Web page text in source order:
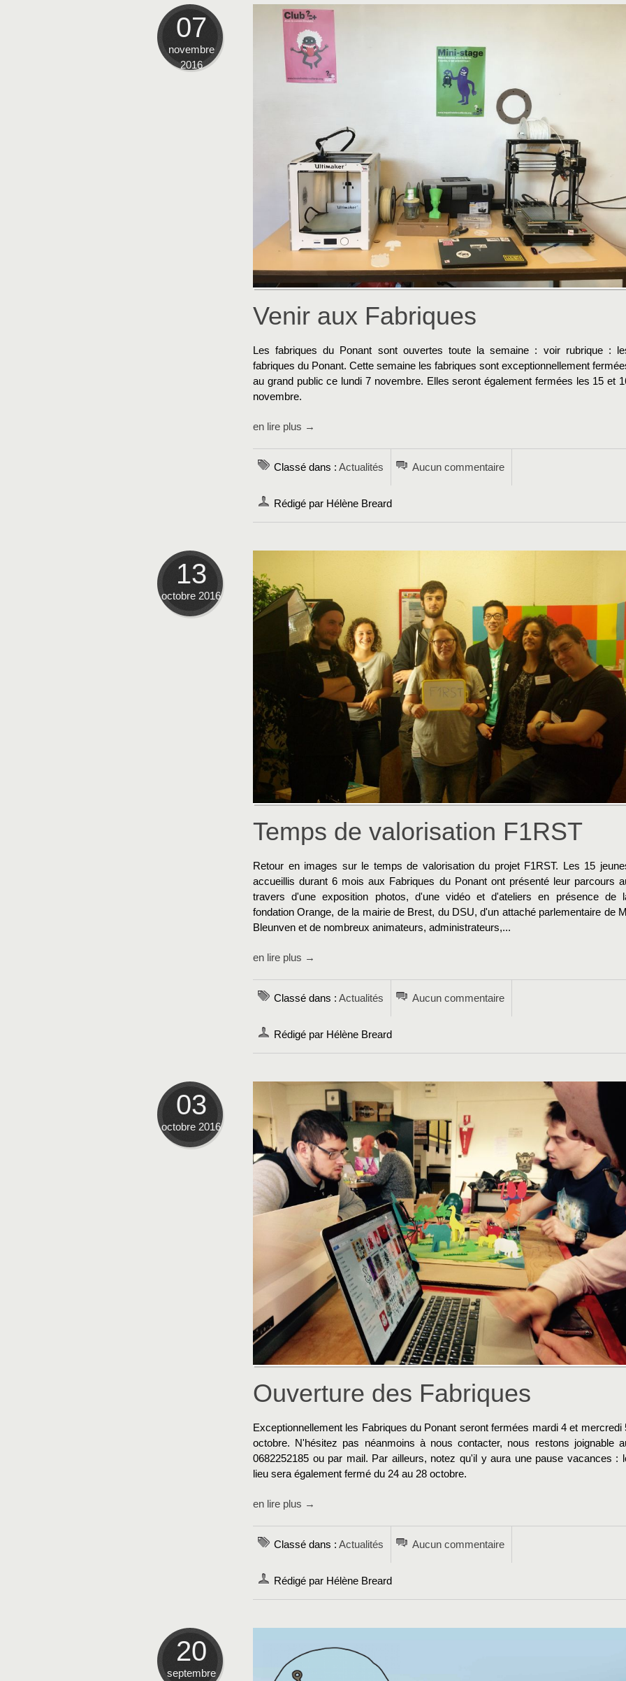
07
novembre
2016
Venir aux Fabriques
Les fabriques du Ponant sont ouvertes toute la semaine : voir rubrique :
fabriques du Ponant. Cette semaine les fabriques sont exceptionnellement
au grand public ce lundi 7 novembre. Elles seront également fermées les 15 et
novembre.
en lire plus →
Classé dans : Actualités Aucun commentaire
Rédigé par Hélène Breard
13
octobre 2016
Temps de valorisation F1RST
Retour en images sur le temps de valorisation du projet F1RST. Les 15
accueillis durant 6 mois aux Fabriques du Ponant ont présenté leur parcours
travers d'une exposition photos, d'une vidéo et d'ateliers en présence de
fondation Orange, de la mairie de Brest, du DSU, d'un attaché parlementaire de
Bleunven et de nombreux animateurs, administrateurs,...
en lire plus →
Classé dans : Actualités Aucun commentaire
Rédigé par Hélène Breard
03
octobre 2016
Ouverture des Fabriques
Exceptionnellement les Fabriques du Ponant seront fermées mardi 4 et mercredi
octobre. N'hésitez pas néanmoins à nous contacter, nous restons joignable
0682252185 ou par mail. Par ailleurs, notez qu'il y aura une pause vacances :
lieu sera également fermé du 24 au 28 octobre.
en lire plus →
Classé dans : Actualités Aucun commentaire
Rédigé par Hélène Breard
20
septembre